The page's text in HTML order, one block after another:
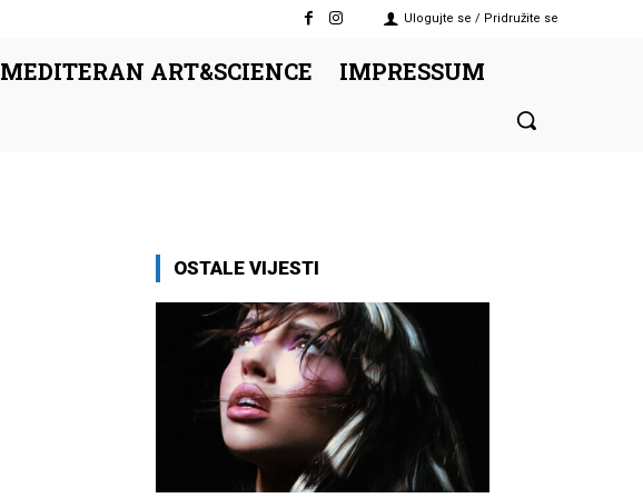
Ulogujte se / Pridružite se
MEDITERAN ART&SCIENCE IMPRESSUM
OSTALE VIJESTI